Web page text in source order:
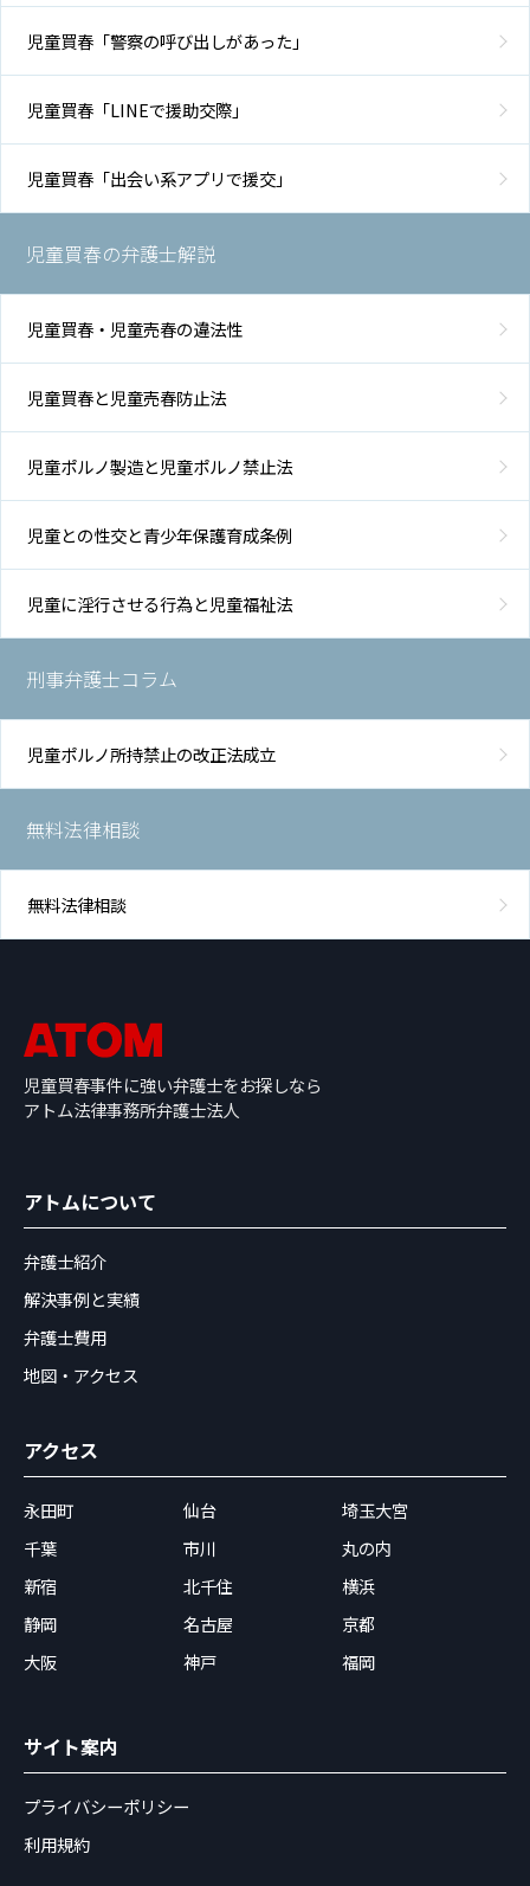
児童買春「警察の呼び出しがあった」
児童買春「LINEで援助交際」
児童買春「出会い系アプリで援交」
児童買春の弁護士解説
児童買春・児童売春の違法性
児童買春と児童売春防止法
児童ポルノ製造と児童ポルノ禁止法
児童との性交と青少年保護育成条例
児童に淫行させる行為と児童福祉法
刑事弁護士コラム
児童ポルノ所持禁止の改正法成立
無料法律相談
無料法律相談
児童買春事件に強い弁護士をお探しなら
アトム法律事務所弁護士法人
アトムについて
弁護士紹介
解決事例と実績
弁護士費用
地図・アクセス
アクセス
永田町 仙台
埼玉大宮
千葉
市川
丸の内
新宿
北千住
横浜
静岡
名古屋
京都
大阪
神戸 福岡
サイト案内
プライバシーポリシー
利用規約